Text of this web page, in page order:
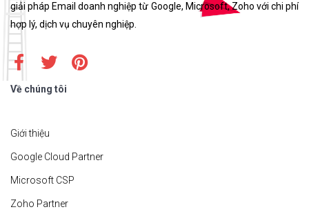
giải pháp Email doanh nghiệp từ Google, Microsoft, Zoho với chi phí
hợp lý, dịch vụ chuyên nghiệp.
Về chúng tôi
Giới thiệu
Google Cloud Partner
Microsoft CSP
Zoho Partner